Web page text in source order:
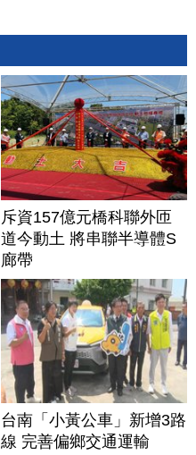
斥資157億元橋科聯外匝
道今動土 將串聯半導體S
廊帶
台南「小黃公車」新增3路
線 完善偏鄉交通運輸